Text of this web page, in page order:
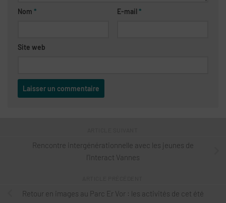
Nom * E-mail*
Site web
Rencontre intergénérationnelle avec les jeunes de
l’Interact Vannes
Retour en images au Parc Er Vor : les activités de cet été